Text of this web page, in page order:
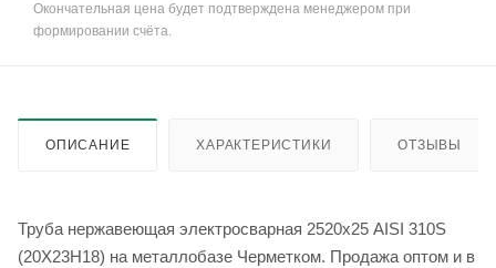
Окончательная цена будет подтверждена менеджером при
формировании счёта.
ОПИСАНИЕ ХАРАКТЕРИСТИКИ ОТЗЫВЫ
Труба нержавеющая электросварная 2520х25 AISI 310S
(20Х23Н18) на металлобазе Черметком. Продажа оптом и в